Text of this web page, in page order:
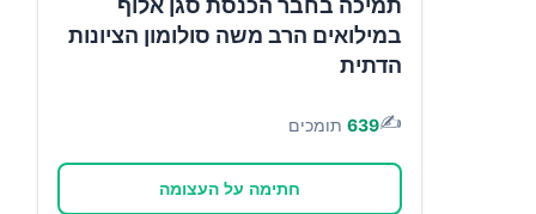
במילואים הרב משה סולומון הציונות
הדתית
✍️
639 תומכים
חתימה על העצומה